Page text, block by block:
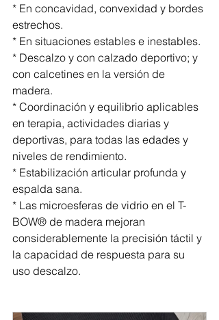
* En concavidad, convexidad y bordes
estrechos.
* En situaciones estables e inestables.
* Descalzo y con calzado deportivo; y
con calcetines en la versión de
madera.
* Coordinación y equilibrio aplicables
en terapia, actividades diarias y
deportivas, para todas las edades y
niveles de rendimiento.
* Estabilización articular profunda y
espalda sana.
* Las microesferas de vidrio en el T-
BOW® de madera mejoran
considerablemente la precisión táctil y
la capacidad de respuesta para su
uso descalzo.